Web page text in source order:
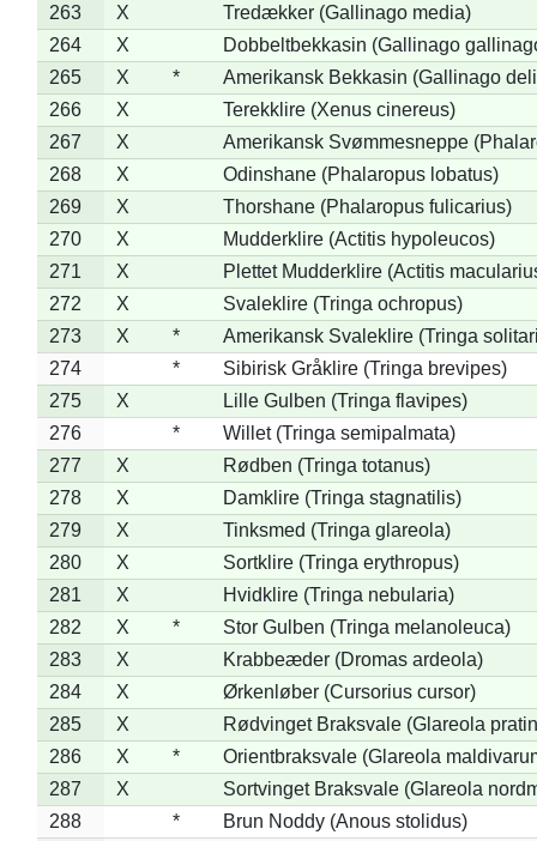
263
X
Tredækker (Gallinago media)
264
X
Dobbeltbekkasin (Gallinago
265
X *
Amerikansk Bekkasin (Gallinago
266
X
Terekklire (Xenus cinereus)
267
X
Amerikansk Svømmesneppe
268
X
Odinshane (Phalaropus lobatus)
269
X
Thorshane (Phalaropus fulicarius)
270
X
Mudderklire (Actitis hypoleucos)
271
X
Plettet Mudderklire (Actitis
272
X
Svaleklire (Tringa ochropus)
273
X *
Amerikansk Svaleklire (Tringa
274
*
Sibirisk Gråklire (Tringa brevipes)
275
X
Lille Gulben (Tringa flavipes)
276
*
Willet (Tringa semipalmata)
277
X
Rødben (Tringa totanus)
278
X
Damklire (Tringa stagnatilis)
279
X
Tinksmed (Tringa glareola)
280
X
Sortklire (Tringa erythropus)
281
X
Hvidklire (Tringa nebularia)
282
X *
Stor Gulben (Tringa melanoleuca)
283
X
Krabbeæder (Dromas ardeola)
284
X
Ørkenløber (Cursorius cursor)
285
X
Rødvinget Braksvale (Glareola
286
X *
Orientbraksvale (Glareola
287
X
Sortvinget Braksvale (Glareola
288
*
Brun Noddy (Anous stolidus)